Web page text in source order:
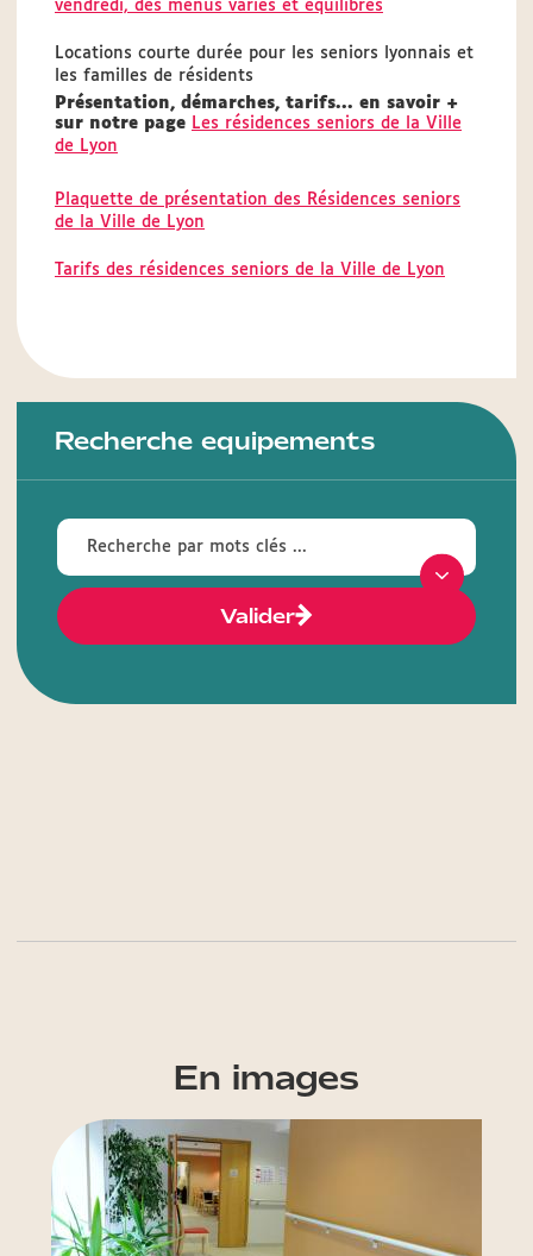
vendredi, des menus variés et équilibrés
Locations courte durée pour les seniors lyonnais et
les familles de résidents
Présentation, démarches, tarifs... en savoir +
sur notre page Les résidences seniors de la Ville
de Lyon
Plaquette de présentation des Résidences seniors
de la Ville de Lyon
Tarifs des résidences seniors de la Ville de Lyon
Recherche equipements
Valider
En images